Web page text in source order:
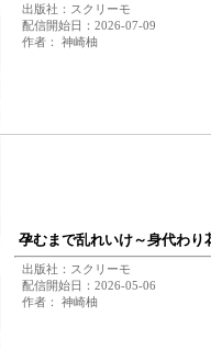
出版社：スクリーモ
配信開始日：2026-07-09
作者： 神崎柚
孕むまで乱れいけ～身代わり
出版社：スクリーモ
配信開始日：2026-05-06
作者： 神崎柚